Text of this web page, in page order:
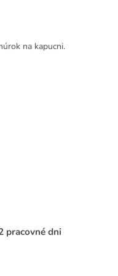
na kapucni.
pracovné dni